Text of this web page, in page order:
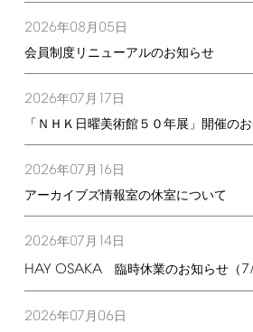
2026年08月 05日
会員制度リニューアルのお知らせ
2026年07月 17日
「ＮＨＫ日曜美術館５０年展」開催の
2026年07月 16日
アーカイブズ情報室の休室について
2026年07月 14日
HAY OSAKA臨時休業のお知らせ（
2026年07月 06日